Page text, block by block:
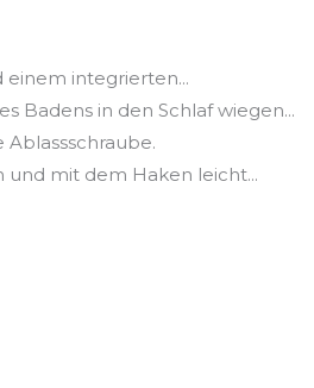
einem integrierten...
Badens in den Schlaf wiegen...
und mit dem Haken leicht...